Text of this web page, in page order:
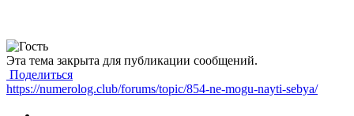
Эта тема закрыта для публикации сообщений.
Поделиться
https://numerolog.club/forums/topic/854-ne-mogu-nayti-sebya/